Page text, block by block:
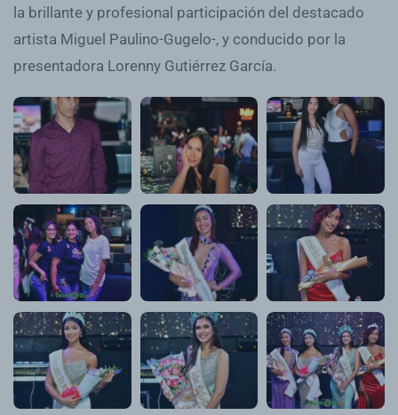
la brillante y profesional participación del destacado
artista Miguel Paulino-Gugelo-, y conducido por la
presentadora Lorenny Gutiérrez García.